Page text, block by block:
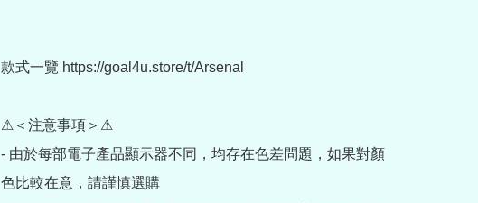
款式一覽 https://goal4u.store/t/Arsenal
⚠＜注意事項＞⚠
- 由於每部電子產品顯示器不同，均存在色差問題，如果對顏
色比較在意，請謹慎選購